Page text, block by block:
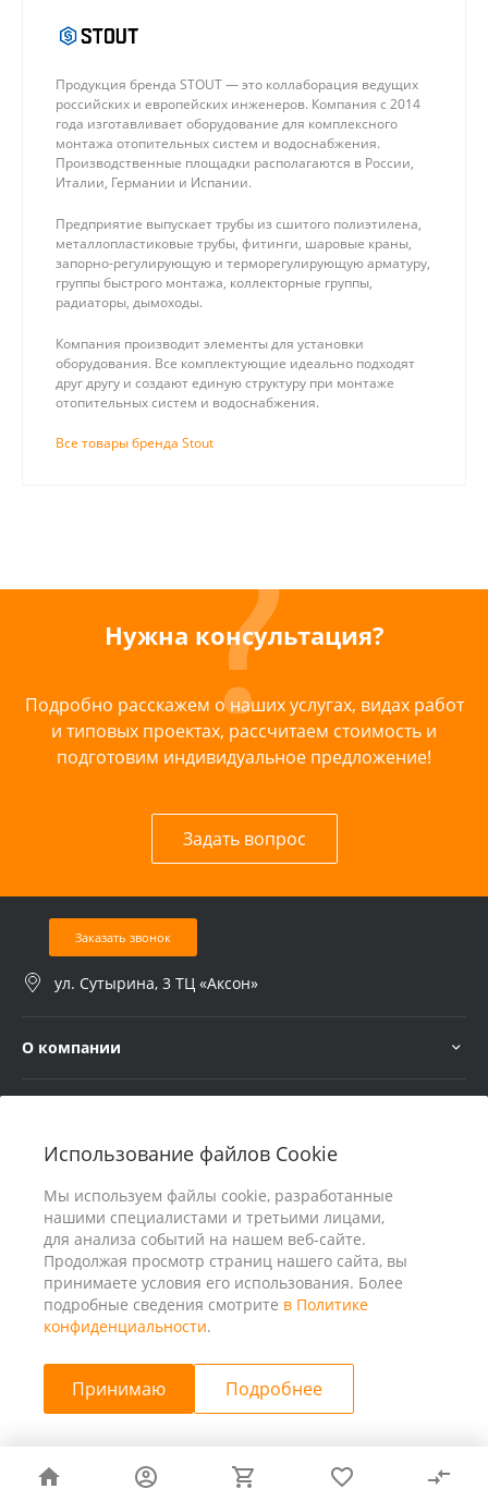
Использование файлов Cookie
Мы используем файлы cookie, разработанные
нашими специалистами и третьими лицами,
для анализа событий на нашем веб-сайте.
Продолжая просмотр страниц нашего сайта, вы
принимаете условия его использования. Более
подробные сведения смотрите в Политике
конфиденциальности.
Принимаю Подробнее
Продукция бренда STOUT — это коллаборация ведущих
российских и европейских инженеров. Компания с 2014
года изготавливает оборудование для комплексного
монтажа отопительных систем и водоснабжения.
Производственные площадки располагаются в России,
Италии, Германии и Испании.
Предприятие выпускает трубы из сшитого полиэтилена,
металлопластиковые трубы, фитинги, шаровые краны,
запорно-регулирующую и терморегулирующую арматуру,
группы быстрого монтажа, коллекторные группы,
радиаторы, дымоходы.
Компания производит элементы для установки
оборудования. Все комплектующие идеально подходят
друг другу и создают единую структуру при монтаже
отопительных систем и водоснабжения.
Все товары бренда Stout
Нужна консультация?
Подробно расскажем о наших услугах, видах работ
и типовых проектах, рассчитаем стоимость и
подготовим индивидуальное предложение!
Задать вопрос
Заказать звонок
ул. Сутырина, 3 ТЦ «Аксон»
О компании
© 2026 ООО «25 Киловатт» ИНН 4401188290, Все права
защищены